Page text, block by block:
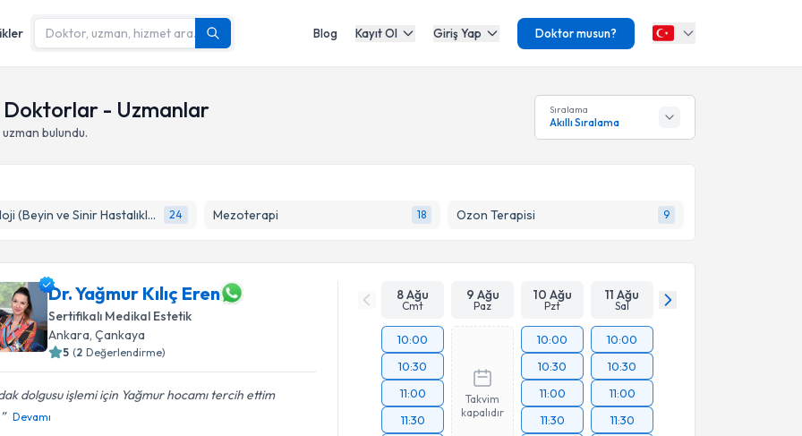
Blog Kayıt Ol Giriş Yap Doktor musun?
Doktorlar - Uzmanlar
bulundu.
Sıralama
Akıllı Sıralama
Nöroloji (Beyin ve Sinir Hastalıkları) 24 Mezoterapi 18 Ozon Terapisi 9
Dr. Yağmur Kılıç Eren
Sertifikalı Medikal Estetik
Ankara,Çankaya
5 (2 Değerlendirme)
dolgusu işlemi için Yağmur hocamı tercih ettim
Devamı
8 Ağu
Cmt
9 Ağu
Paz
10 Ağu
Pzt
11 Ağu
Sal
10:00
10:30
11:00
11:30
Takvim
kapalıdır
10:00
10:30
11:00
11:30
10:00
10:30
11:00
11:30